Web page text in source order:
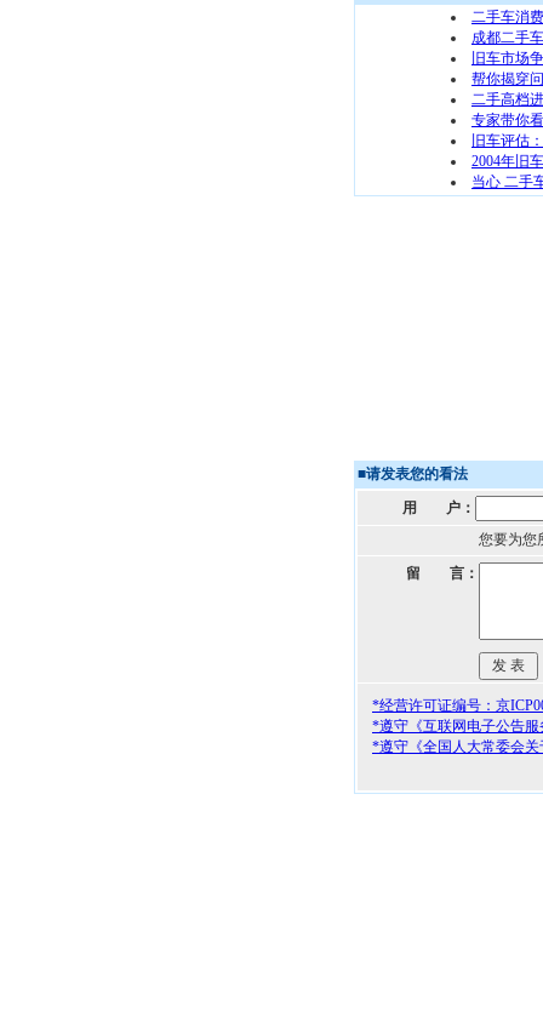
二手车消
成都二手
旧车市场
帮你揭穿
二手高档
专家带你
旧车评估
2004年旧
当心 二手
■请发表您的看法
用 户：
您要为您
留 言：
*经营许可证编号：京
*遵守《互联网电子公告
*遵守《全国人大常委会